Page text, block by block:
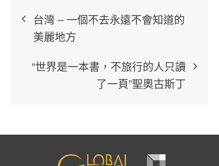
文
台灣 – 一個不去永遠不會知道的
美麗地方
“世界是一本書，不旅行的人只讀
了一頁”聖奧古斯丁